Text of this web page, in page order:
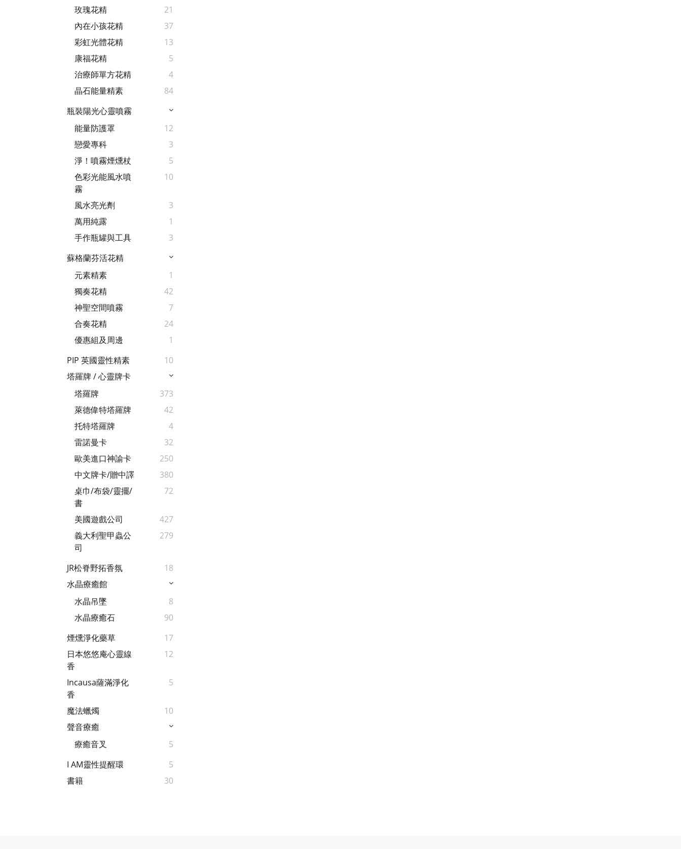
玫瑰花精
21
內在小孩花精
37
彩虹光體花精
13
康福花精
5
治療師單方花精
4
晶石能量精素
84
瓶裝陽光心靈噴霧
能量防護罩
12
戀愛專科
3
淨！噴霧煙燻杖
5
色彩光能風水噴
霧
10
風水亮光劑
3
萬用純露
1
手作瓶罐與工具
3
蘇格蘭芬活花精
元素精素
1
獨奏花精
42
神聖空間噴霧
7
合奏花精
24
優惠組及周邊
1
PIP 英國靈性精素
10
塔羅牌 / 心靈牌卡
塔羅牌
373
萊德偉特塔羅牌
42
托特塔羅牌
4
雷諾曼卡
32
歐美進口神諭卡
250
中文牌卡/贈中譯
380
桌巾/布袋/靈擺/
書
72
美國遊戲公司
427
義大利聖甲蟲公
司
279
JR松脊野拓香氛
18
水晶療癒館
水晶吊墜
8
水晶療癒石
90
煙燻淨化藥草
17
日本悠悠庵心靈線
香
12
Incausa薩滿淨化
香
5
魔法蠟燭
10
聲音療癒
療癒音叉
5
I AM靈性提醒環
5
書籍
30